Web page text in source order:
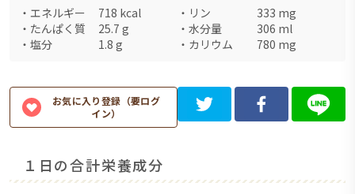
・ エネルギー 718 kcal ・ リン 333 mg
・ たんぱく質 25.7 g ・ 水分量 306 ml
・ 塩分 1.8 g ・ カリウム 780 mg
お気に入り登録（要ログ
イン）
１日の合計栄養成分